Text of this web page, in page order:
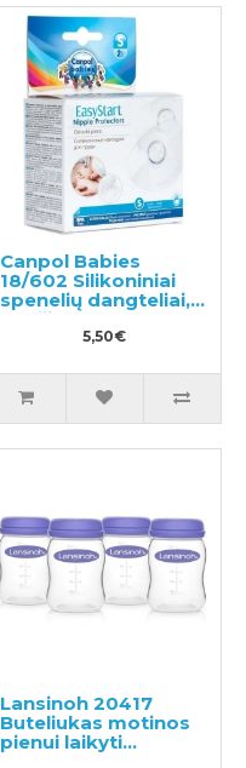
Canpol Babies
18/602 Silikoniniai
spenelių dangteliai, S
dydžio
5,50€
Lansinoh 20417
Buteliukas motinos
pienui laikyti